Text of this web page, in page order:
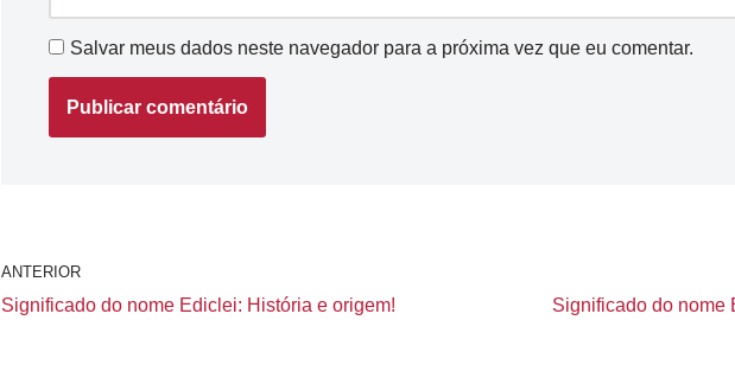
Salvar meus dados neste navegador para a próxima vez que eu comentar.
ANTERIOR
Significado do nome Ediclei: História e origem! Significado do nome